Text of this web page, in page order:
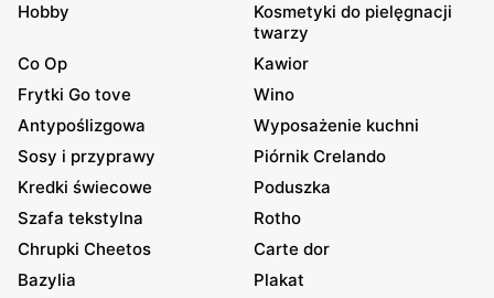
Hobby
Kosmetyki do pielęgnacji
twarzy
Co Op
Kawior
Frytki Go tove
Wino
Antypoślizgowa
Wyposażenie kuchni
Sosy i przyprawy
Piórnik Crelando
Kredki świecowe
Poduszka
Szafa tekstylna
Rotho
Chrupki Cheetos
Carte dor
Bazylia
Plakat